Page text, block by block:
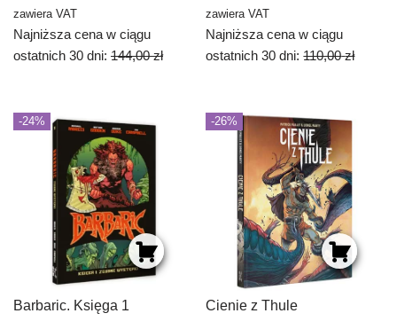
zawiera VAT
Najniższa cena w ciągu
ostatnich 30 dni: 144,00 zł
zawiera VAT
Najniższa cena w ciągu
ostatnich 30 dni:110,00 zł
-24%
Barbaric. Księga 1
-26%
Cienie z Thule